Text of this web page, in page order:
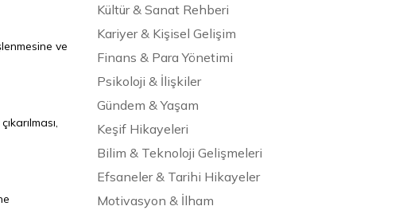
ve
Kültür & Sanat Rehberi
Kariyer & Kişisel Gelişim
Finans & Para Yönetimi
Psikoloji & İlişkiler
Gündem & Yaşam
Keşif Hikayeleri
Bilim & Teknoloji Gelişmeleri
Efsaneler & Tarihi Hikayeler
Motivasyon & İlham